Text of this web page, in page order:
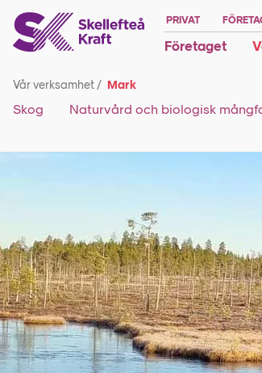
PRIVAT
Företaget
Vår verksamhet/ Mark
Skog Naturvård och biologisk